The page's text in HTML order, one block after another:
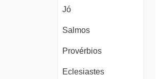
Jó
Salmos
Provérbios
Eclesiastes